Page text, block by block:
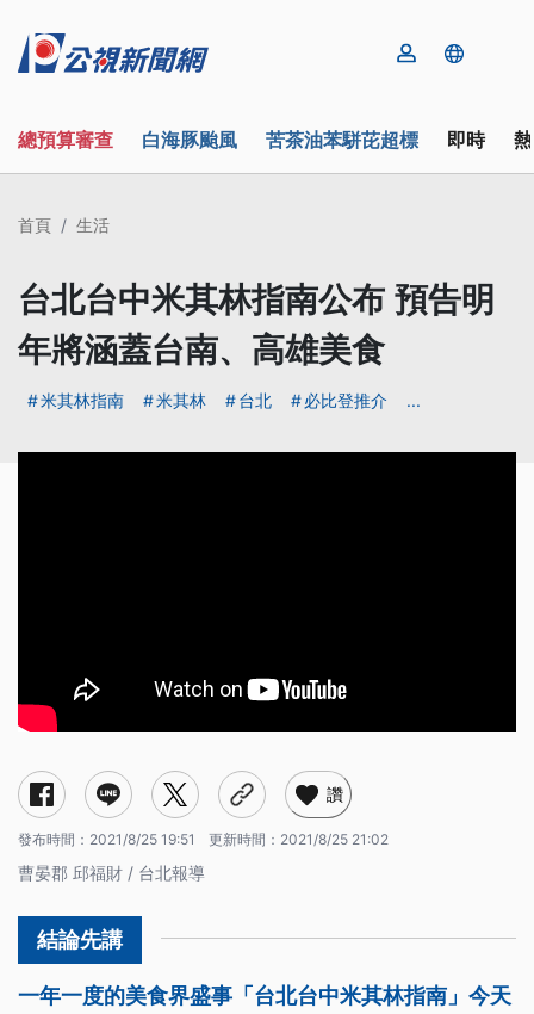
總預算審查 白海豚颱風 苦茶油苯駢芘超標 即時
首頁 生活
台北台中米其林指南公布 預告明
年將涵蓋台南、高雄美食
米其林指南 米其林 台北 必比登推介 ...
讚
發布時間： 2021/8/25 19:51 更新時間： 2021/8/25 21:02
曹晏郡 邱福財 / 台北報導
一年一度的美食界盛事「台北台中米其林指南」今天